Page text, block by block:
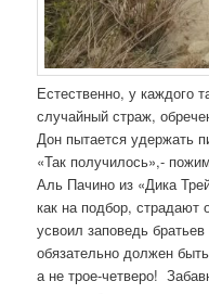
Естественно, у каждого
случайный страж,
Дон пытается удержать
«Так получилось»,-
Аль Пачино из «Дика
как на подбор, страдают
усвоил заповедь
обязательно должен
а не трое-четверо!